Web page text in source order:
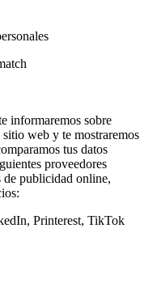
informaremos sobre
web y te mostraremos
tus datos
proveedores
de publicidad online,
Printerest, TikTok